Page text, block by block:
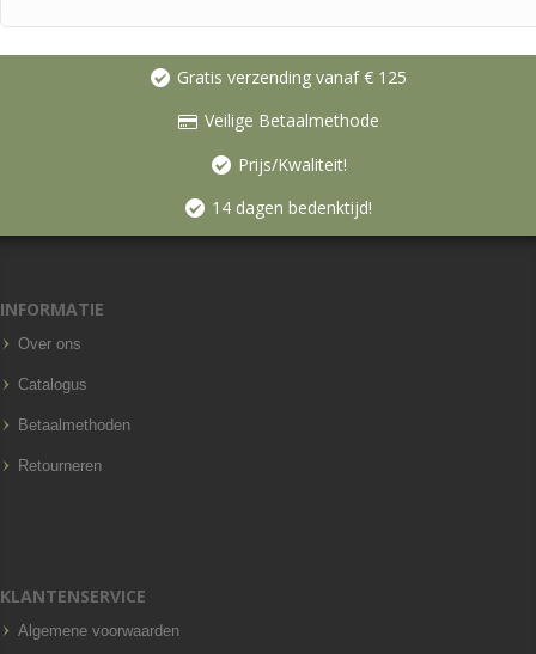
Gratis verzending vanaf € 125
Veilige Betaalmethode
Prijs/Kwaliteit!
14 dagen bedenktijd!
INFORMATIE
Over ons
Catalogus
Betaalmethoden
Retourneren
KLANTENSERVICE
Algemene voorwaarden